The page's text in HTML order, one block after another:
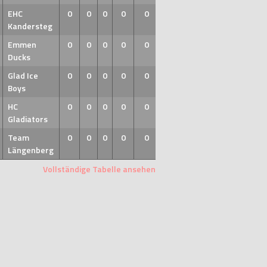
EHC
Kandersteg
0 0 0 0 0
Emmen
Ducks
0 0 0 0 0
Glad Ice
Boys
0 0 0 0 0
HC
Gladiators
0 0 0 0 0
Team
Längenberg
0 0 0 0 0
Vollständige Tabelle ansehen